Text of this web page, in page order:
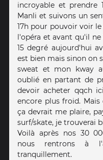
incroyable et prendre
Manli et suivons un
17h pour pouvoir voir
l'opéra et avant qu'il
15 degré aujourd'hui
est bien mais sinon on
sweat et mon kway
oublié en partant de
devoir acheter qqch
encore plus froid.
ça devrait me plaire,
surf/skate, je trouverai
Voilà après nos 30
nous rentrons à
tranquillement.